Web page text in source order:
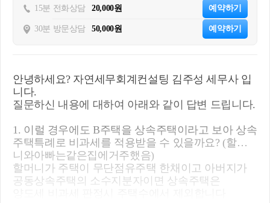
15분 전화상담 20,000원 예약하기
30분 방문상담 50,000원 예약하기
안녕하세요? 자연세무회계컨설팅 김주성 세무사 입
니다.
질문하신 내용에 대하여 아래와 같이 답변 드립니다.
1. 이럴 경우에도 B주택을 상속주택이라고 보아 상속
주택특례로 비과세를 적용받을 수 있을까요? (할머
니와아빠는같은집에거주했음)
할머니가 주택이 무단점유주택 한채이고 아버지가
공동상속주택의 소수지분자이면 상속주택은